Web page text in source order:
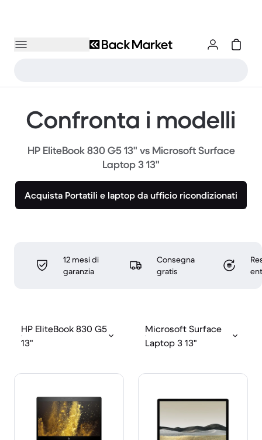
Confronta i modelli
HP EliteBook 830 G5 13" vs Microsoft Surface
Laptop 3 13"
Acquista Portatili e laptop da ufficio ricondizionati
12 mesi di
garanzia
Consegna
gratis
HP EliteBook 830 G5
13"
Microsoft Surface
Laptop 3 13"